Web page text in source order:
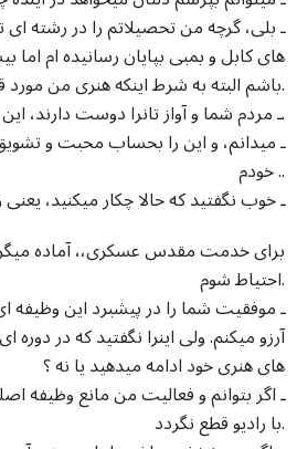
ـ بلی، گرچه من تحصیلاتم را در رشته ای
های کابل و بمبی بپایان رسانیده ام
باشم البته به شرط اینکه هنری من مورد قبول مردم قرار گیرد.
ـ مردم شما و آواز تانرا دوست دارند، این را اطمینان داشته باشید.
ـ میدانم، و این را بحساب محبت و
خودم ..
ـ خوب نگفتید که حالا چکار میکنید،
برای خدمت مقدس عسکری،، آماده
احتیاط شوم.
ـ موفقیت شما را در پیشبرد این
آرزو میکنم. ولی اینرا نگفتید که در
های هنری خود ادامه میدهید یا نه ؟
ـ اگر بتوانم و فعالیت من مانع وظیفه
با رادیو قطع نگردد.